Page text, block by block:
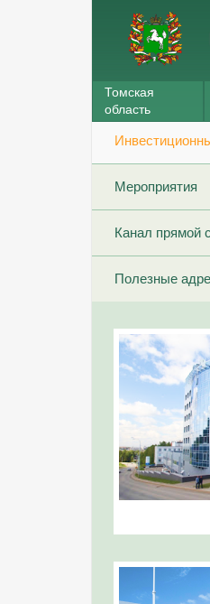
Томская
область
Мероприятия
Канал прямой
Полезные